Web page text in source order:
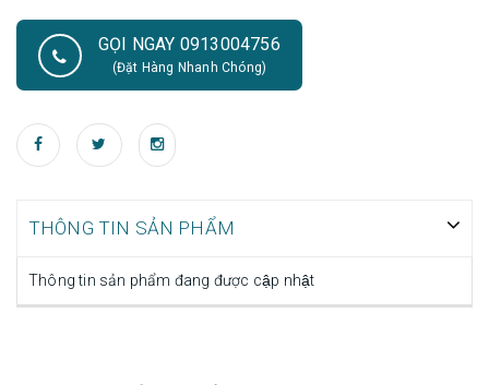
GỌI NGAY 0913004756
(Đặt Hàng Nhanh Chóng)
THÔNG TIN SẢN PHẨM
Thông tin sản phẩm đang được cập nhật